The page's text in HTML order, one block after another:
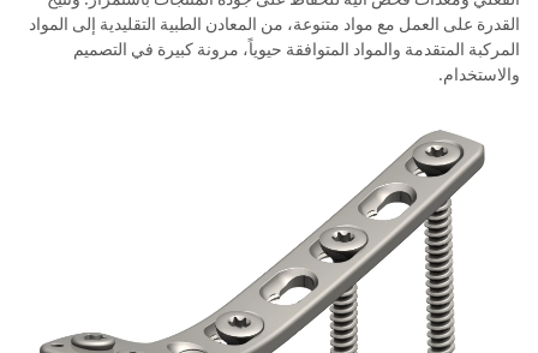
القدرة على العمل مع مواد متنوعة، من المعادن الطبية التقليدية إلى المواد
المركبة المتقدمة والمواد المتوافقة حيوياً، مرونة كبيرة في التصميم
والاستخدام.